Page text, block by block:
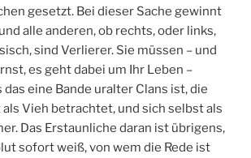
gesetzt. Bei dieser Sache gewinnt
alle anderen, ob rechts, oder links,
sind Verlierer. Sie müssen – und
es geht dabei um Ihr Leben –
eine Bande uralter Clans ist, die
Vieh betrachtet, und sich selbst als
Das Erstaunliche daran ist übrigens,
sofort weiß, von wem die Rede ist